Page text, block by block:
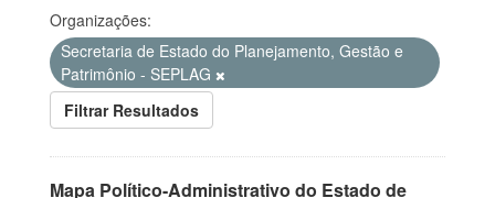
Organizações:
Secretaria de Estado do Planejamento, Gestão e
Patrimônio - SEPLAG
Filtrar Resultados
Mapa Político-Administrativo do Estado de